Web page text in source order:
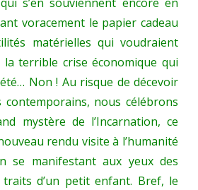
amis
de
la
Royale
pour
le
voracement le papier cadeau
matérielles qui voudraient
terrible crise économique qui
Non ! Au risque de décevoir
nous célébrons
mystère de l’Incarnation, ce
rendu visite à l’humanité
se manifestant aux yeux des
d’un petit enfant. Bref, le